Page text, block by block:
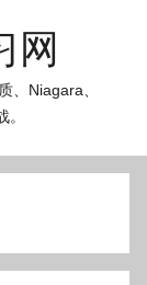
网
、Niagara、